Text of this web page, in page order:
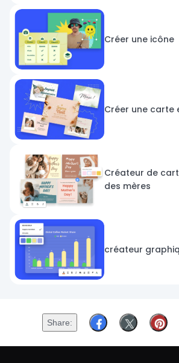
Créer une icône
Créer une carte
Créateur de
des mères
créateur
Share